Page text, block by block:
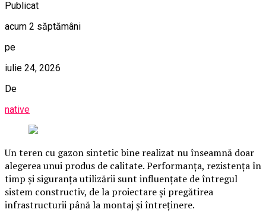
Publicat
acum 2 săptămâni
pe
iulie 24, 2026
De
native
Un teren cu gazon sintetic bine realizat nu înseamnă doar
alegerea unui produs de calitate. Performanța, rezistența în
timp și siguranța utilizării sunt influențate de întregul
sistem constructiv, de la proiectare și pregătirea
infrastructurii până la montaj și întreținere.